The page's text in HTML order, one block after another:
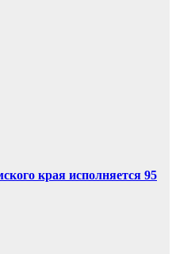
края исполняется 95